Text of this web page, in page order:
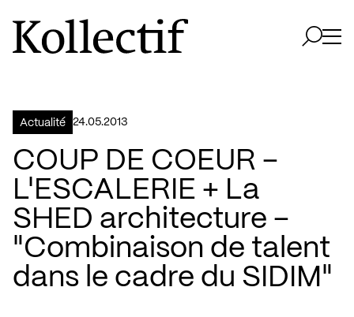
Aller à la page d'accueil
Logo Kollectif
Actualité 24.05.2013
COUP DE COEUR –
L'ESCALERIE + La
SHED architecture –
"Combinaison de talent
dans le cadre du SIDIM"